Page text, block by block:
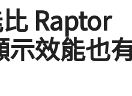
Raptor
示效能也